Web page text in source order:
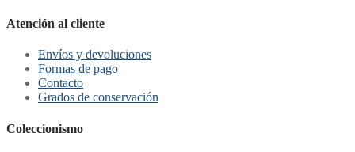
Atención al cliente
Envíos y devoluciones
Formas de pago
Contacto
Grados de conservación
Coleccionismo